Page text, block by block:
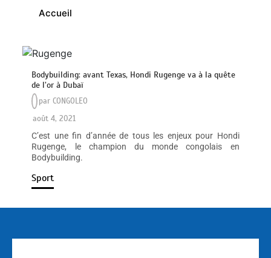
Accueil
Bodybuilding: avant Texas, Hondi Rugenge va à la quête
de l’or à Dubaï
parCONGOLEO
août 4, 2021
C’est une fin d’année de tous les enjeux pour Hondi
Rugenge, le champion du monde congolais en
Bodybuilding.
Sport